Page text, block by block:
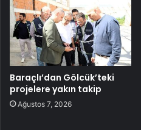
Baraçlı’dan Gölcük’teki
projelere yakın takip
Ağustos 7, 2026